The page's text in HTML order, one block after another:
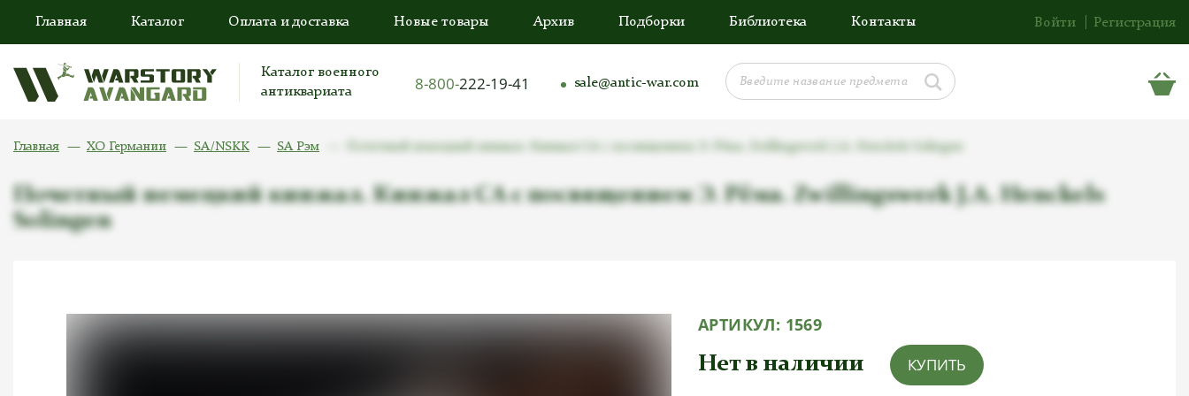
Главная Каталог Оплата и доставка Новые товары Архив Подборки Библиотека Контакты Войти Регистрация
Каталог военного
антиквариата
8-800-222-19-41 sale@antic-war.com
Главная ХО Германии SA/NSKK SA Рэм
Почетный немецкий кинжал. Кинжал СА с посвящением Э. Рёма. Zwillingswerk J.A. Henckels
Solingen
АРТИКУЛ: 1569
Нет в наличии КУПИТЬ